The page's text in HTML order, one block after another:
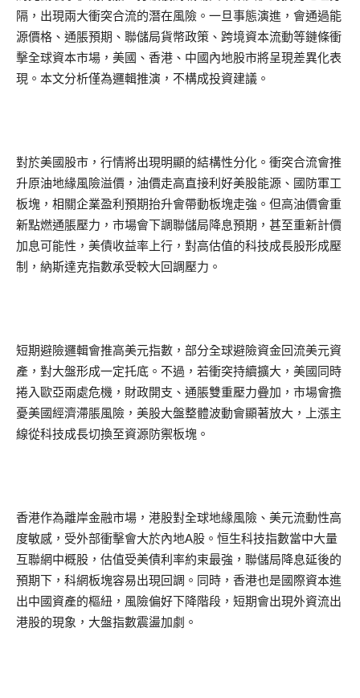
隔，出現兩大衝突合流的潛在風險。一旦事態演進，會通過能
源價格、通脹預期、聯儲局貨幣政策、跨境資本流動等鏈條衝
擊全球資本市場，美國、香港、中國內地股市將呈現差異化表
現。本文分析僅為邏輯推演，不構成投資建議。
對於美國股市，行情將出現明顯的結構性分化。衝突合流會推
升原油地緣風險溢價，油價走高直接利好美股能源、國防軍工
板塊，相關企業盈利預期抬升會帶動板塊走強。但高油價會重
新點燃通脹壓力，市場會下調聯儲局降息預期，甚至重新計價
加息可能性，美債收益率上行，對高估值的科技成長股形成壓
制，納斯達克指數承受較大回調壓力。
短期避險邏輯會推高美元指數，部分全球避險資金回流美元資
產，對大盤形成一定托底。不過，若衝突持續擴大，美國同時
捲入歐亞兩處危機，財政開支、通脹雙重壓力疊加，市場會擔
憂美國經濟滯脹風險，美股大盤整體波動會顯著放大，上漲主
線從科技成長切換至資源防禦板塊。
香港作為離岸金融市場，港股對全球地緣風險、美元流動性高
度敏感，受外部衝擊會大於內地A股。恒生科技指數當中大量
互聯網中概股，估值受美債利率約束最強，聯儲局降息延後的
預期下，科網板塊容易出現回調。同時，香港也是國際資本進
出中國資產的樞紐，風險偏好下降階段，短期會出現外資流出
港股的現象，大盤指數震盪加劇。